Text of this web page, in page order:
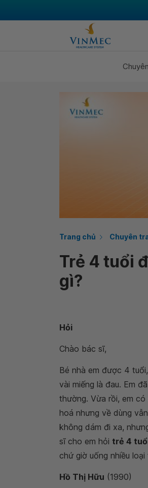
Trang chủ Chuyên
Trẻ 4 tuổi
gì?
Hỏi
Chào bác sĩ,
Bé nhà em được 4
vài miếng là đau. Em
thường. Vừa rồi, em
hoá nhưng về dùng
không dám đi xa,
sĩ cho em hỏi trẻ 4
chứ giờ uống nhiều
Hồ Thị Hữu (1990)